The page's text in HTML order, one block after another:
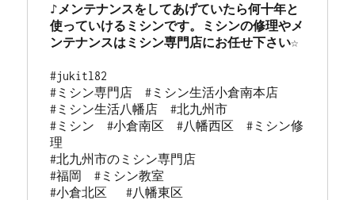
♪メンテナンスをしてあげていたら何十年と
使っていけるミシンです。ミシンの修理やメ
ンテナンスはミシン専門店にお任せ下さい☆
#jukitl82
#ミシン専門店  #ミシン生活小倉南本店
#ミシン生活八幡店  #北九州市
#ミシン  #小倉南区  #八幡西区  #ミシン修
理
#北九州市のミシン専門店
#福岡  #ミシン教室
#小倉北区   #八幡東区